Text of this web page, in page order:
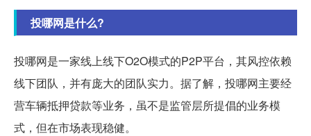
投哪网是什么?
投哪网是一家线上线下O2O模式的P2P平台，其风控依赖
线下团队，并有庞大的团队实力。据了解，投哪网主要经
营车辆抵押贷款等业务，虽不是监管层所提倡的业务模
式，但在市场表现稳健。